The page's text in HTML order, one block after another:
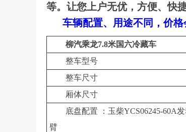
等。让您上户无优，方便、快
车辆配置、用途不同，价格
柳汽乘龙7.8米国六冷藏车
整车型号
整车尺寸
厢体尺寸
底盘配置 ：玉柴YCS06245-60A
臂